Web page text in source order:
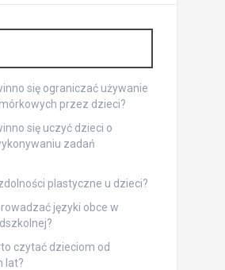
się ograniczać używanie
przez dzieci?
się uczyć dzieci o
zadań
plastyczne u dzieci?
języki obce w
czytać dzieciom od
lat?